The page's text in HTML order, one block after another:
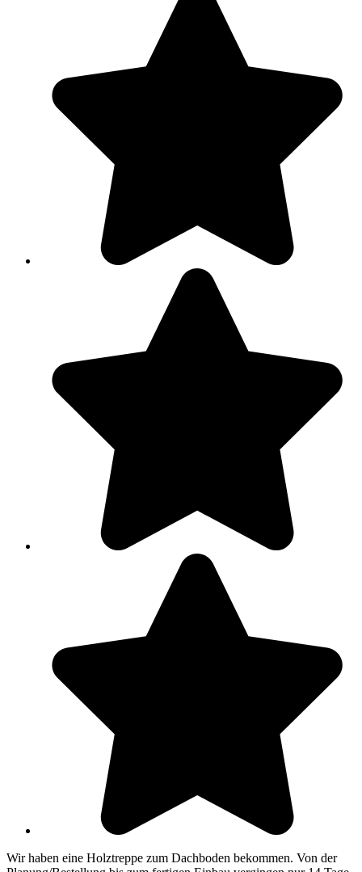
Wir haben eine Holztreppe zum Dachboden bekommen. Von der